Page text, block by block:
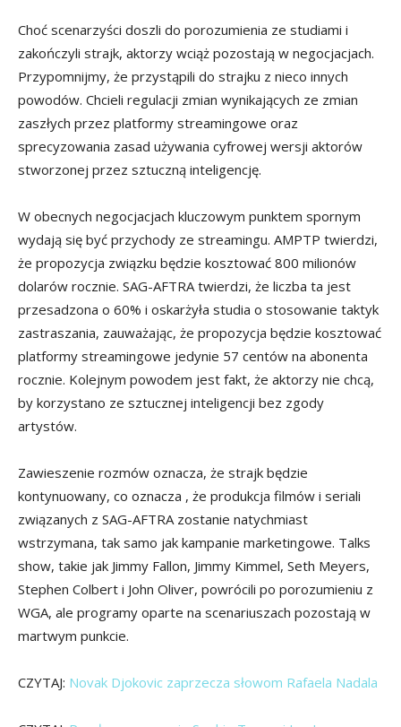
Choć scenarzyści doszli do porozumienia ze studiami i
zakończyli strajk, aktorzy wciąż pozostają w negocjacjach.
Przypomnijmy, że przystąpili do strajku z nieco innych
powodów. Chcieli regulacji zmian wynikających ze zmian
zaszłych przez platformy streamingowe oraz
sprecyzowania zasad używania cyfrowej wersji aktorów
stworzonej przez sztuczną inteligencję.
W obecnych negocjacjach kluczowym punktem spornym
wydają się być przychody ze streamingu. AMPTP twierdzi,
że propozycja związku będzie kosztować 800 milionów
dolarów rocznie. SAG-AFTRA twierdzi, że liczba ta jest
przesadzona o 60% i oskarżyła studia o stosowanie taktyk
zastraszania, zauważając, że propozycja będzie kosztować
platformy streamingowe jedynie 57 centów na abonenta
rocznie. Kolejnym powodem jest fakt, że aktorzy nie chcą,
by korzystano ze sztucznej inteligencji bez zgody
artystów.
Zawieszenie rozmów oznacza, że ​​strajk będzie
kontynuowany, co oznacza , że produkcja filmów i seriali
związanych z SAG-AFTRA zostanie natychmiast
wstrzymana, tak samo jak kampanie marketingowe. Talks
show, takie jak Jimmy Fallon, Jimmy Kimmel, Seth Meyers,
Stephen Colbert i John Oliver, powrócili po porozumieniu z
WGA, ale programy oparte na scenariuszach pozostają w
martwym punkcie.
CZYTAJ: Novak Djokovic zaprzecza słowom Rafaela Nadala